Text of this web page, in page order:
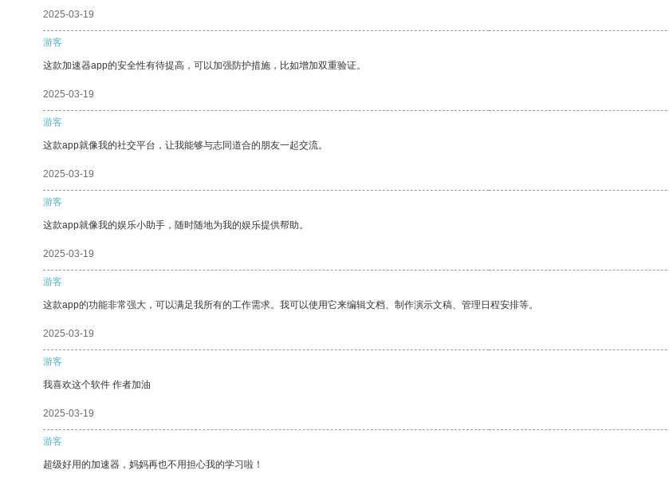
2025-03-19
游客
这款加速器app的安全性有待提高，可以加强防护措施，比如增加双重验证。
2025-03-19
游客
这款app就像我的社交平台，让我能够与志同道合的朋友一起交流。
2025-03-19
游客
这款app就像我的娱乐小助手，随时随地为我的娱乐提供帮助。
2025-03-19
游客
这款app的功能非常强大，可以满足我所有的工作需求。我可以使用它来编辑文档、制作演示文稿、管理日程安排等。
2025-03-19
游客
我喜欢这个软件 作者加油
2025-03-19
游客
超级好用的加速器，妈妈再也不用担心我的学习啦！